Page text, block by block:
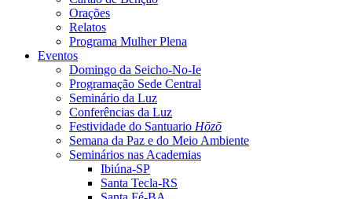
Orações
Relatos
Programa Mulher Plena
Eventos
Domingo da Seicho-No-Ie
Programação Sede Central
Seminário da Luz
Conferências da Luz
Festividade do Santuario Hōzō
Semana da Paz e do Meio Ambiente
Seminários nas Academias
Ibiúna-SP
Santa Tecla-RS